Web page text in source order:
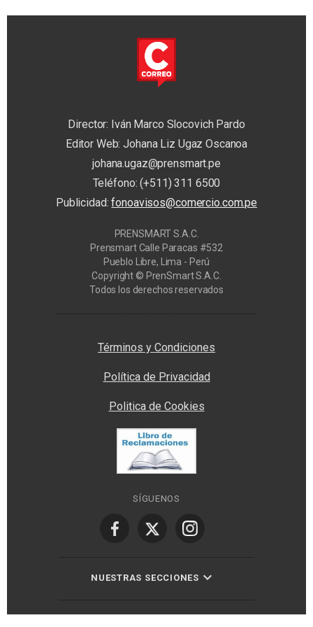
Director: Iván Marco Slocovich Pardo
Editor Web: Johana Liz Ugaz Oscanoa
johana.ugaz@prensmart.pe
Teléfono: (+511) 311 6500
Publicidad:fonoavisos@comercio.com.pe
PRENSMART S.A.C.
Prensmart Calle Paracas #532
Pueblo Libre, Lima - Perú
Copyright © PrenSmart S.A.C.
Todos los derechos reservados
Términos y Condiciones
Política de Privacidad
Politica de Cookies
SÍGUENOS
NUESTRAS SECCIONES